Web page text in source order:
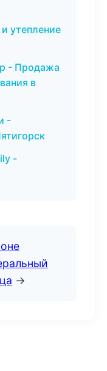
утепление
- Продажа
в
-
-
→